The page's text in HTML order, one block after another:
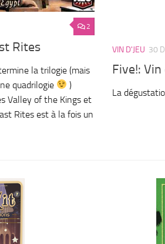
2
Rites
la trilogie (mais
quadrilogie
)
Valley of the Kings et
Rites est à la fois un
VIN D'JEU 30
Five!: Vin
La